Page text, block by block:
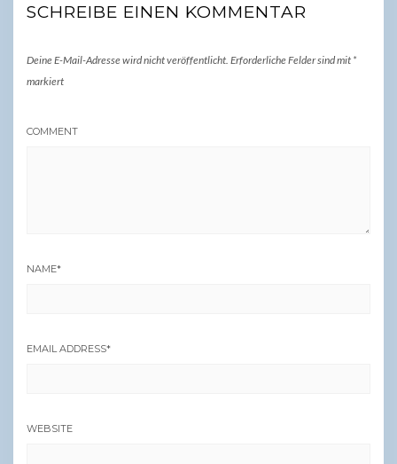
SCHREIBE EINEN KOMMENTAR
Deine E-Mail-Adresse wird nicht veröffentlicht. Erforderliche Felder sind mit *
markiert
COMMENT
NAME*
EMAIL ADDRESS*
WEBSITE